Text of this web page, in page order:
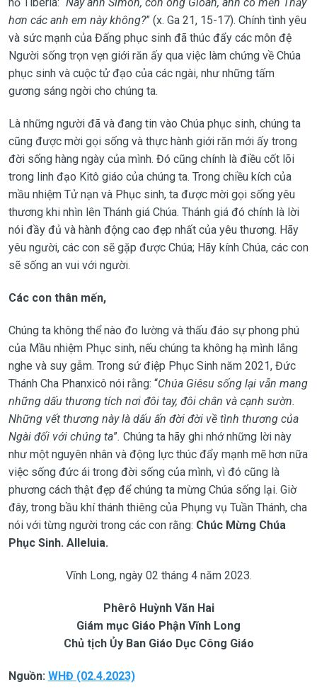
hơn các anh em này không?” (x. Ga 21, 15-17). Chính tình yêu
và sức mạnh của Đấng phục sinh đã thúc đẩy các môn đệ
Người sống trọn vẹn giới răn ấy qua việc làm chứng về Chúa
phục sinh và cuộc tử đạo của các ngài, như những tấm
gương sáng ngời cho chúng ta.
Là những người đã và đang tin vào Chúa phục sinh, chúng ta
cũng được mời gọi sống và thực hành giới răn mới ấy trong
đời sống hàng ngày của mình. Đó cũng chính là điều cốt lõi
trong linh đạo Kitô giáo của chúng ta. Trong chiều kích của
mầu nhiệm Tử nạn và Phục sinh, ta được mời gọi sống yêu
thương khi nhìn lên Thánh giá Chúa. Thánh giá đó chính là lời
nói đầy đủ và hành động cao đẹp nhất của yêu thương. Hãy
yêu người, các con sẽ gặp được Chúa; Hãy kính Chúa, các con
sẽ sống an vui với người.
Các con thân mến,
Chúng ta không thể nào đo lường và thấu đáo sự phong phú
của Mầu nhiệm Phục sinh, nếu chúng ta không hạ mình lắng
nghe và suy gẫm. Trong sứ điệp Phục Sinh năm 2021, Đức
Thánh Cha Phanxicô nói rằng: “Chúa Giêsu sống lại vẫn mang
những dấu thương tích nơi đôi tay, đôi chân và cạnh sườn.
Những vết thương này là dấu ấn đời đời về tình thương của
Ngài đối với chúng ta”. Chúng ta hãy ghi nhớ những lời này
như một nguyên nhân và động lực thúc đẩy mạnh mẽ hơn nữa
việc sống đức ái trong đời sống của mình, vì đó cũng là
phương cách thật đẹp để chúng ta mừng Chúa sống lại. Giờ
đây, trong bầu khí thánh thiêng của Phụng vụ Tuần Thánh, cha
nói với từng người trong các con rằng: Chúc Mừng Chúa
Phục Sinh. Alleluia.
Vĩnh Long, ngày 02 tháng 4 năm 2023.
Phêrô Huỳnh Văn Hai
Giám mục Giáo Phận Vĩnh Long
Chủ tịch Ủy Ban Giáo Dục Công Giáo
Nguồn: WHĐ (02.4.2023)